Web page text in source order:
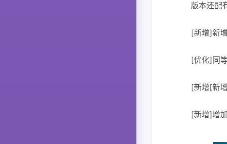
版本还配
[新增]新
[优化]同
[新增[新
[新增]增